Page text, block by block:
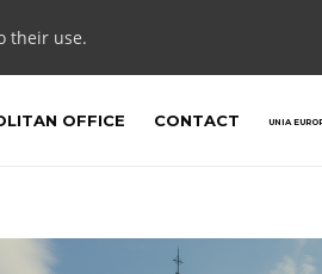
their use.
OFFICE CONTACT UNIA